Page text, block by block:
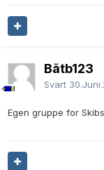
Båtb123
Svart
Egen gruppe for